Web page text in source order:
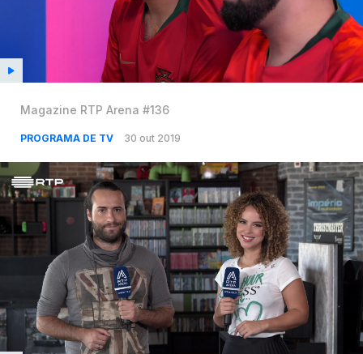
Magazine RTP Arena #136
PROGRAMA DE TV 30 out 2019